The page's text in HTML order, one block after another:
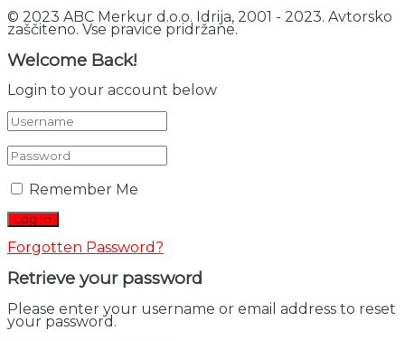
© 2023 ABC Merkur d.o.o. Idrija, 2001 - 2023. Avtorsko
zaščiteno. Vse pravice pridržane.
Welcome Back!
Login to your account below
Remember Me
Forgotten Password?
Retrieve your password
Please enter your username or email address to reset
your password.